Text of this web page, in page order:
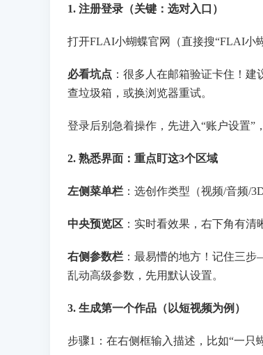
1. 注册登录（关键：选对入口）
打开FLAI小蝴蝶官网（直接搜“FLAI小
必看坑点 ：很多人在邮箱验证卡住！建
查垃圾箱，或换浏览器重试。
登录后别急着操作，先进入“账户设置”
2. 熟悉界面：重点盯这3个区域
左侧菜单栏 ：选创作类型（视频/音频/
中央预览区 ：实时看效果，右下角有清
右侧参数栏 ：最易懵的地方！记住三
乱动高级参数，先用默认设置。
3. 生成第一个作品（以短视频为例）
步骤1：在右侧框输入描述，比如“一只